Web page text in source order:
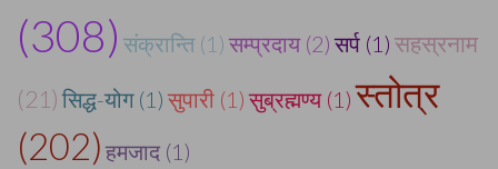
(308) संक्रान्ति (1) सम्प्रदाय (2) सर्प (1) सहस्रनाम
(21) सिद्ध-योग (1) सुपारी (1) सुब्रह्मण्य (1) स्तोत्र
(202) हमजाद (1)